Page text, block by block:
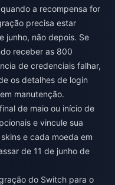
a recompensa for
precisa estar
junho, não depois. Se
receber as 800
de credenciais falhar,
os detalhes de login
manutenção.
de maio ou início de
e vincule sua
e cada moeda em
de 11 de junho de
do Switch para o